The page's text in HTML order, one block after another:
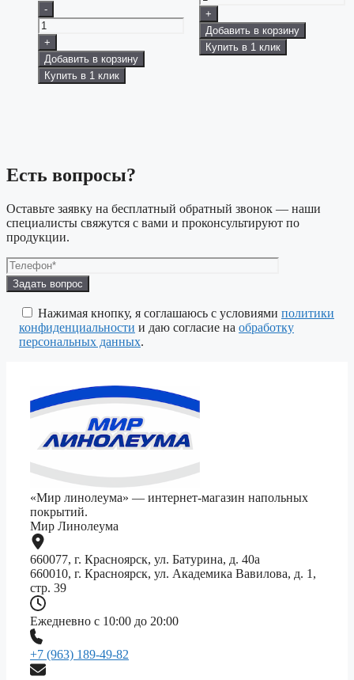
-
+
Добавить в корзину
Купить в 1 клик
+
Добавить в корзину
Купить в 1 клик
Есть вопросы?
Оставьте заявку на бесплатный обратный звонок — наши
специалисты свяжутся с вами и проконсультируют по
продукции.
Оставьте
это
поле
пустым.
Нажимая кнопку, я соглашаюсь с условиями политики
конфиденциальности и даю согласие на обработку
персональных данных.
«Мир линолеума» — интернет-магазин напольных
покрытий.
Мир Линолеума
660077, г. Красноярск, ул. Батурина, д. 40а
660010, г. Красноярск, ул. Академика Вавилова, д. 1,
стр. 39
Ежедневно с 10:00 до 20:00
+7 (963) 189-49-82